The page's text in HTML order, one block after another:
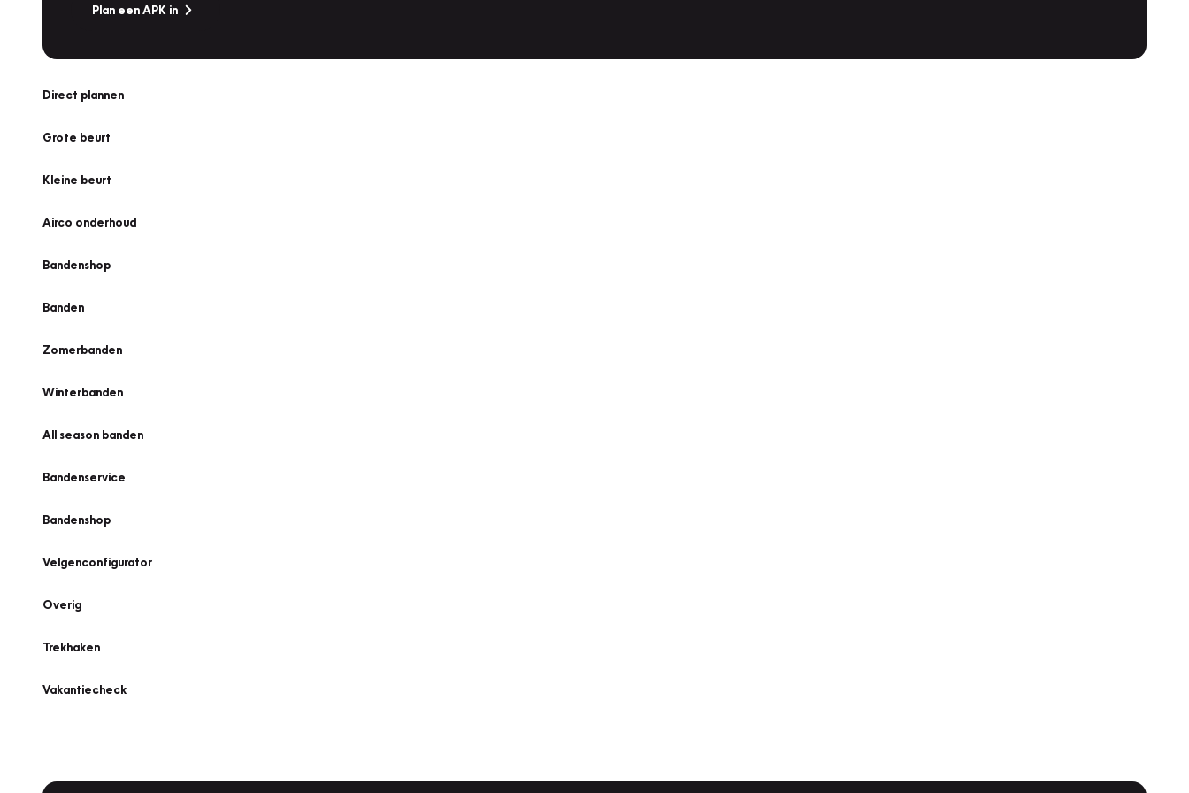
Plan een APK in
Direct plannen
Grote beurt
Kleine beurt
Airco onderhoud
Bandenshop
Banden
Zomerbanden
Winterbanden
All season banden
Bandenservice
Bandenshop
Velgenconfigurator
Overig
Trekhaken
Vakantiecheck